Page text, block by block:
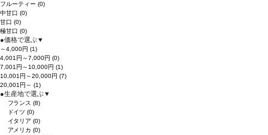
フルーティー (0)
中甘口 (0)
甘口 (0)
極甘口 (0)
●価格で選ぶ▼
～4,000円 (1)
4,001円～7,000円 (0)
7,001円～10,000円 (1)
10,001円～20,000円 (7)
20,001円～ (1)
●生産地で選ぶ▼
フランス(8)
ドイツ(0)
イタリア(0)
アメリカ(0)